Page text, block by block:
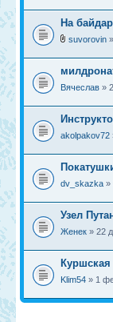
На
suvorovin
Вячеслав »
akolpakov72
dv_skazka »
Узел
Женек » 22
Klim54 » 1